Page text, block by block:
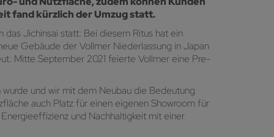
fand kürzlich der Umzug statt.
Jichinsai statt: Bei diesem Ritus hat ein
Gebäude der Vollmer Niederlassung in Japan
Mitte September 2021 feierte Vollmer eine Pre-
und wir mit dem Neubau die Bedeutung
auch Platz für einen eigenen Showroom für
und Nachhaltigkeit mit einer